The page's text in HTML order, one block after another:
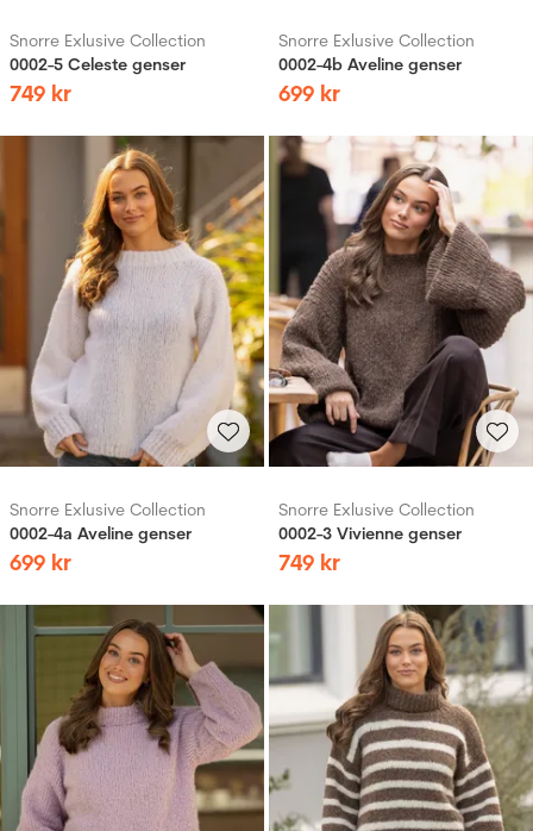
Snorre Exlusive Collection
0002-5 Celeste genser
749 kr
Snorre Exlusive Collection
0002-4b Aveline genser
699 kr
Snorre Exlusive Collection
0002-4a Aveline genser
699 kr
Snorre Exlusive Collection
0002-3 Vivienne genser
749 kr